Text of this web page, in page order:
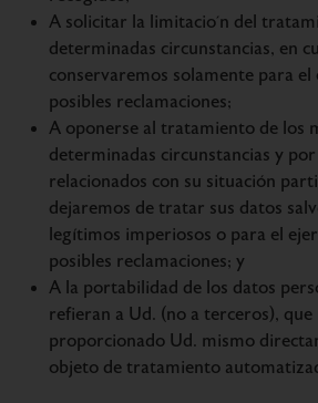
A solicitar la limitacio´n del
determinadas circunstancias, en
conservaremos solamente para el
posibles reclamaciones;
A oponerse al tratamiento de los
determinadas circunstancias y
relacionados con su situación
dejaremos de tratar sus datos
legítimos imperiosos o para el
posibles reclamaciones; y
A la portabilidad de los datos
refieran a Ud. (no a terceros), que
proporcionado Ud. mismo
objeto de tratamiento